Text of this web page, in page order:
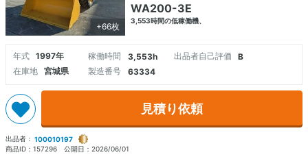
+66枚
WA200-3E
3,553時間の低稼働機、
年式 1997年 稼働時間 3,553h 出品者自己評価
B
在庫地
宮城県 製造番号 63334
見積り依頼
出品者： 100010197
商品ID： 157296 公開日： 2026/06/01